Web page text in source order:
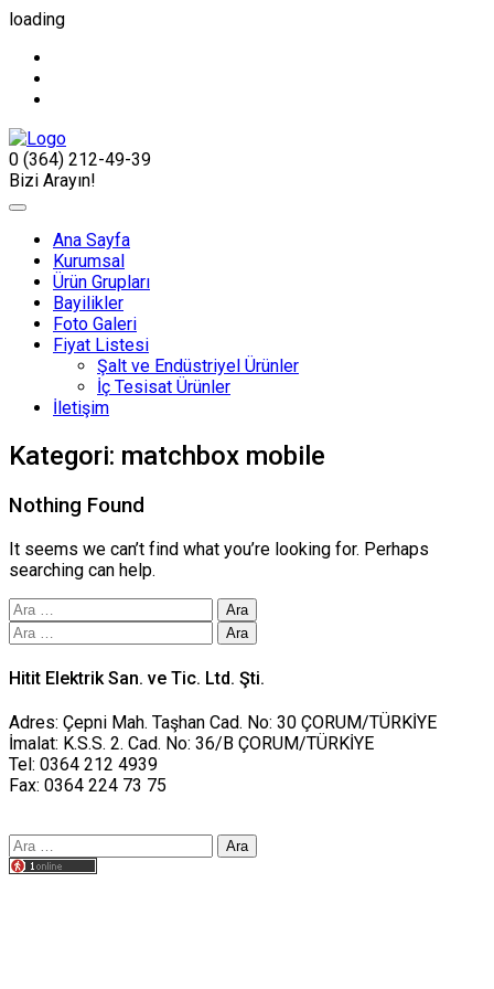
loading
0 (364) 212-49-39
Bizi Arayın!
Ana Sayfa
Kurumsal
Ürün Grupları
Bayilikler
Foto Galeri
Fiyat Listesi
Şalt ve Endüstriyel Ürünler
İç Tesisat Ürünler
İletişim
Kategori: matchbox mobile
Nothing Found
It seems we can’t find what you’re looking for. Perhaps
searching can help.
Arama:
Arama:
Hitit Elektrik San. ve Tic. Ltd. Şti.
Adres: Çepni Mah. Taşhan Cad. No: 30 ÇORUM/TÜRKİYE
İmalat: K.S.S. 2. Cad. No: 36/B ÇORUM/TÜRKİYE
Tel: 0364 212 4939
Fax: 0364 224 73 75
Arama: